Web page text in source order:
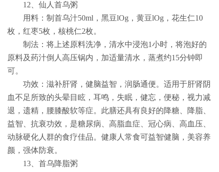
12 、仙人首乌粥
用料：制首乌汁50ml ，黑豆lOg ，黄豆lOg ，花生仁10
枚，红枣5枚，核桃仁2枚。
制法：将上述原料洗净，清水中浸泡1小时，将泡好的
原料及药汁倒人高压锅内，加适量清水，蒸煮约15分钟即
可。
功效：滋补肝肾，健脑益智，润肠通便。适用于肝肾阴
血不足所致的头晕目眩，耳鸣，失眠，健忘，便秘，视力减
退，遗精，腰膝酸软等症。此膳还具有良好的降糖、降脂、
益智、抗衰功效，是糖尿病、高脂血症、冠心病、高血压、
动脉硬化人群的食疗佳品。健康人常食可益智健脑，美容养
颜，强体防衰。
13 、首乌降脂粥